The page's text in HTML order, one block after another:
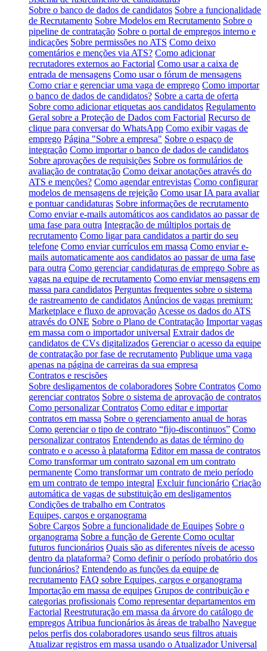
Sobre o banco de dados de candidatos Sobre a funcionalidade
de Recrutamento Sobre Modelos em Recrutamento Sobre o
pipeline de contratação Sobre o portal de empregos interno e
indicações Sobre permissões no ATS Como deixo
comentários e menções via ATS? Como adicionar
recrutadores externos ao Factorial Como usar a caixa de
entrada de mensagens Como usar o fórum de mensagens
Como criar e gerenciar uma vaga de emprego Como importar
o banco de dados de candidatos? Sobre a carta de oferta
Sobre como adicionar etiquetas aos candidatos Regulamento
Geral sobre a Proteção de Dados com Factorial Recurso de
clique para conversar do WhatsApp Como exibir vagas de
emprego Página "Sobre a empresa" Sobre o espaço de
integração Como importar o banco de dados de candidatos
Sobre aprovações de requisições Sobre os formulários de
avaliação de contratação Como deixar anotações através do
ATS e menções? Como agendar entrevistas Como configurar
modelos de mensagens de rejeição Como usar IA para avaliar
e pontuar candidaturas Sobre informações de recrutamento
Como enviar e-mails automáticos aos candidatos ao passar de
uma fase para outra Integração de múltiplos portais de
recrutamento Como ligar para candidatos a partir do seu
telefone Como enviar currículos em massa Como enviar e-
mails automaticamente aos candidatos ao passar de uma fase
para outra Como gerenciar candidaturas de emprego Sobre as
vagas na equipe de recrutamento Como enviar mensagens em
massa para candidatos Perguntas frequentes sobre o sistema
de rastreamento de candidatos Anúncios de vagas premium:
Marketplace e fluxo de aprovação Acesse os dados do ATS
através do ONE Sobre o Plano de Contratação Importar vagas
em massa com o importador universal Extrair dados de
candidatos de CVs digitalizados Gerenciar o acesso da equipe
de contratação por fase de recrutamento Publique uma vaga
apenas na página de carreiras da sua empresa
Contratos e rescisões
Sobre desligamentos de colaboradores Sobre Contratos Como
gerenciar contratos Sobre o sistema de aprovação de contratos
Como personalizar Contratos Como editar e importar
contratos em massa Sobre o gerenciamento anual de horas
Como gerenciar o tipo de contrato “fijo-discontinuos” Como
personalizar contratos Entendendo as datas de término do
contrato e o acesso à plataforma Editor em massa de contratos
Como transformar um contrato sazonal em um contrato
permanente Como transformar um contrato de meio período
em um contrato de tempo integral Excluir funcionário Criação
automática de vagas de substituição em desligamentos
Condições de trabalho em Contratos
Equipes, cargos e organograma
Sobre Cargos Sobre a funcionalidade de Equipes Sobre o
organograma Sobre a função de Gerente Como ocultar
futuros funcionários Quais são as diferentes níveis de acesso
dentro da plataforma? Como definir o período probatório dos
funcionários? Entendendo as funções da equipe de
recrutamento FAQ sobre Equipes, cargos e organograma
Importação em massa de equipes Grupos de contribuição e
categorias profissionais Como representar departamentos em
Factorial Reestruturação em massa da árvore do catálogo de
empregos Atribua funcionários às áreas de trabalho Navegue
pelos perfis dos colaboradores usando seus filtros atuais
Atualizar registros em massa usando o Atualizador Universal